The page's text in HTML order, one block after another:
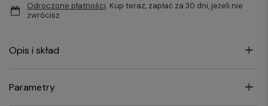
Odroczone płatności. Kup teraz, zapłać za 30 dni, jeżeli nie
zwrócisz
Opis i skład
Parametry